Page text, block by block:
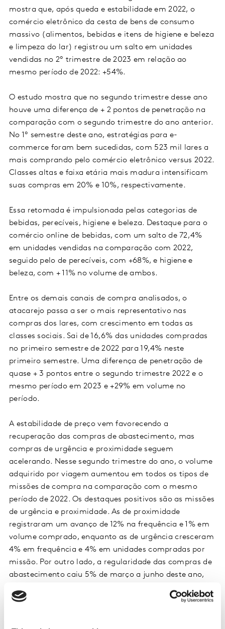
mostra que, após queda e estabilidade em 2022, o
comércio eletrônico da cesta de bens de consumo
massivo (alimentos, bebidas e itens de higiene e beleza
e limpeza do lar) registrou um salto em unidades
vendidas no 2º trimestre de 2023 em relação ao
mesmo período de 2022: +54%.
O estudo mostra que no segundo trimestre desse ano
houve uma diferença de + 2 pontos de penetração na
comparação com o segundo trimestre do ano anterior.
No 1º semestre deste ano, estratégias para e-
commerce foram bem sucedidas, com 523 mil lares a
mais comprando pelo comércio eletrônico versus 2022.
Classes altas e faixa etária mais madura intensificam
suas compras em 20% e 10%, respectivamente.
Essa retomada é impulsionada pelas categorias de
bebidas, perecíveis, higiene e beleza. Destaque para o
comércio online de bebidas, com um salto de 72,4%
em unidades vendidas na comparação com 2022,
seguido pelo de perecíveis, com +68%, e higiene e
beleza, com + 11% no volume de ambos.
Entre os demais canais de compra analisados, o
atacarejo passa a ser o mais representativo nas
compras dos lares, com crescimento em todas as
classes sociais. Sai de 16,6% das unidades compradas
no primeiro semestre de 2022 para 19,4% neste
primeiro semestre. Uma diferença de penetração de
quase + 3 pontos entre o segundo trimestre 2022 e o
mesmo período em 2023 e +29% em volume no
período.
A estabilidade de preço vem favorecendo a
recuperação das compras de abastecimento, mas
compras de urgência e proximidade seguem
acelerando. Nesse segundo trimestre do ano, o volume
adquirido por viagem aumentou em todos os tipos de
missões de compra na comparação com o mesmo
período de 2022. Os destaques positivos são as missões
de urgência e proximidade. As de proximidade
registraram um avanço de 12% na frequência e 1% em
volume comprado, enquanto as de urgência cresceram
4% em frequência e 4% em unidades compradas por
missão. Por outro lado, a regularidade das compras de
abastecimento caiu 5% de março a junho deste ano,